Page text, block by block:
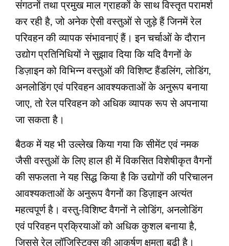
संगठनों तथा प्रमुख माल ग्राहकों के साथ विस्तृत परामर्श
कर रही है, जो अनेक ऐसी वस्तुओं से जुड़े हैं जिनमें रेल
परिवहन की व्यापक संभावनाएं हैं। इन चर्चाओं के दौरान
उद्योग प्रतिनिधियों ने सुझाव दिया कि यदि वैगनों के
डिज़ाइन को विभिन्न वस्तुओं की विशिष्ट हैंडलिंग, लोडिंग,
अनलोडिंग एवं परिवहन आवश्यकताओं के अनुरूप बनाया
जाए, तो रेल परिवहन को अधिक व्यापक रूप से अपनाया
जा सकता है।
बैठक में यह भी उल्लेख किया गया कि सीमेंट एवं नमक
जैसी वस्तुओं के लिए हाल ही में विकसित विशेषीकृत वैगनों
की सफलता ने यह सिद्ध किया है कि उद्योगों की परिचालन
आवश्यकताओं के अनुरूप वैगनों का डिज़ाइन अत्यंत
महत्वपूर्ण है। वस्तु-विशिष्ट वैगनों ने लोडिंग, अनलोडिंग
एवं परिवहन प्रक्रियाओं को अधिक कुशल बनाया है,
जिससे रेल लॉजिस्टिक्स की आकर्षण क्षमता बढ़ी है।